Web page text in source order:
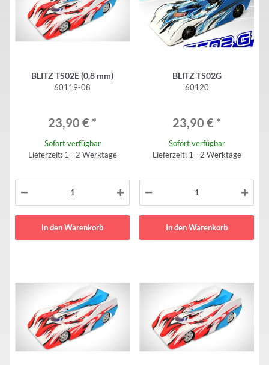
BLITZ TS02E (0,8 mm)
60119-08
23,90 € *
Sofort verfügbar
Lieferzeit: 1 - 2 Werktage
In den Warenkorb
BLITZ TS02G
60120
23,90 € *
Sofort verfügbar
Lieferzeit: 1 - 2 Werktage
In den Warenkorb